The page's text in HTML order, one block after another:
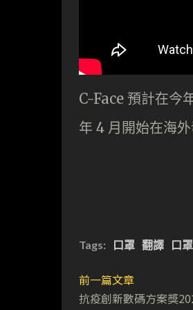
C-Face 預計在今
年 4 月開始在海外
Tags: 口罩 翻譯 口
前一篇文章
抗疫創新數碼方案獎